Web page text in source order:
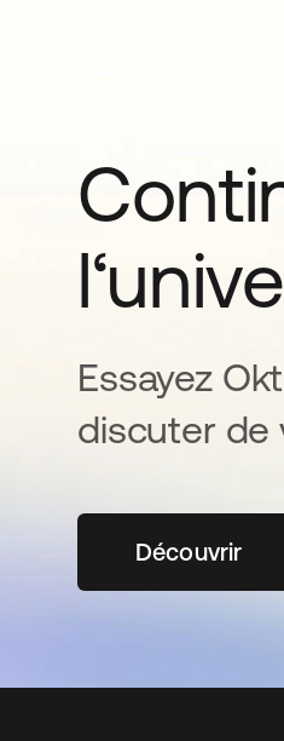
Essayez
discuter de
Découvrir
s’ouvre